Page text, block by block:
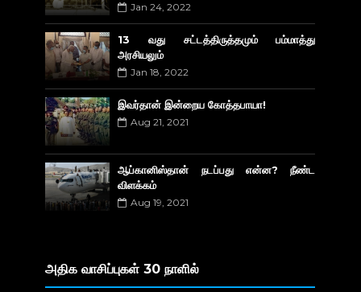
Jan 24, 2022
13 வது சட்டத்திருத்தமும் பம்மாத்து
அரசியலும்
Jan 18, 2022
இவர்தான் இன்றைய கோத்தபாயா!
Aug 21, 2021
ஆப்கானிஸ்தான் நடப்பது என்ன? நீண்ட
விளக்கம்
Aug 19, 2021
அதிக வாசிப்புகள் 30 நாளில்